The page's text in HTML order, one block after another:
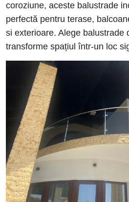
coroziune, aceste balustrade
perfectă pentru terase,
si exterioare. Alege balustrade
transforme spațiul într-un loc